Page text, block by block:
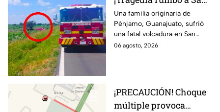
Juan de los Lagos!
MU3REN 4
guanajuatenses tras
FATAL volcadura;
Una familia originaria de
Pénjamo, Guanajuato, sufrió
una fatal volcadura en San
Miguel el Alto, rumbo a San
06 agosto, 2026
¡PRECAUCIÓN! Choque
múltiple provoca